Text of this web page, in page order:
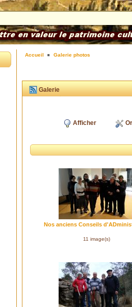
Accueil Galerie photos
Galerie
Afficher
Nos anciens Conseils
11 image(s)